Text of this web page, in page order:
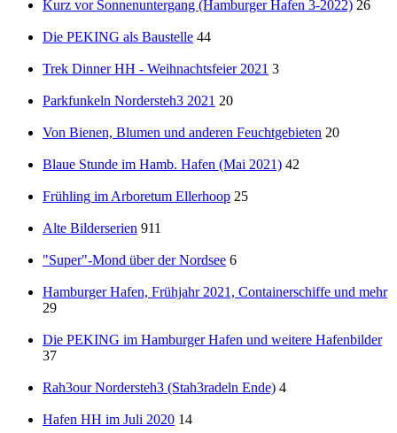
Kurz vor Sonnenuntergang (Hamburger Hafen 3-2022) 26
Die PEKING als Baustelle 44
Trek Dinner HH - Weihnachtsfeier 2021 3
Parkfunkeln Nordersteh3 2021 20
Von Bienen, Blumen und anderen Feuchtgebieten 20
Blaue Stunde im Hamb. Hafen (Mai 2021) 42
Frühling im Arboretum Ellerhoop 25
Alte Bilderserien 911
"Super"-Mond über der Nordsee 6
Hamburger Hafen, Frühjahr 2021, Containerschiffe und mehr
29
Die PEKING im Hamburger Hafen und weitere Hafenbilder
37
Rah3our Nordersteh3 (Stah3radeln Ende) 4
Hafen HH im Juli 2020 14